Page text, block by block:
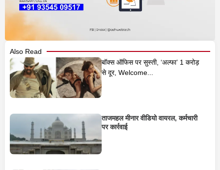
Also Read
बॉक्स ऑफिस पर सुस्ती, ‘अल्फा’ 1 करोड़
से दूर, Welcome...
ताजमहल मीनार वीडियो वायरल, कर्मचारी
पर कार्रवाई